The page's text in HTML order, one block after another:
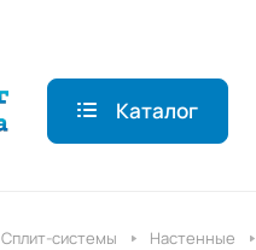
Каталог
Сплит-системы Настенные